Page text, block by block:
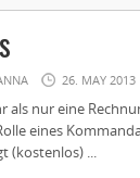
26. MAY 2013
als nur eine
eines
(kostenlos) ...